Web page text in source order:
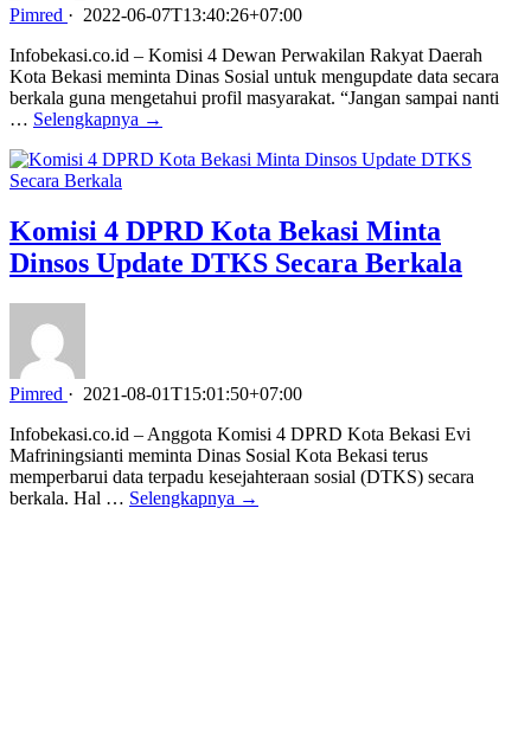
Pimred · 2022-06-07T13:40:26+07:00
Infobekasi.co.id – Komisi 4 Dewan Perwakilan Rakyat Daerah
Kota Bekasi meminta Dinas Sosial untuk mengupdate data secara
berkala guna mengetahui profil masyarakat. “Jangan sampai nanti
… Selengkapnya →
Komisi 4 DPRD Kota Bekasi Minta
Dinsos Update DTKS Secara Berkala
Pimred · 2021-08-01T15:01:50+07:00
Infobekasi.co.id – Anggota Komisi 4 DPRD Kota Bekasi Evi
Mafriningsianti meminta Dinas Sosial Kota Bekasi terus
memperbarui data terpadu kesejahteraan sosial (DTKS) secara
berkala. Hal … Selengkapnya →